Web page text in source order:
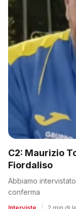
C2: Maurizio
Fiordaliso
Abbiamo
conferma